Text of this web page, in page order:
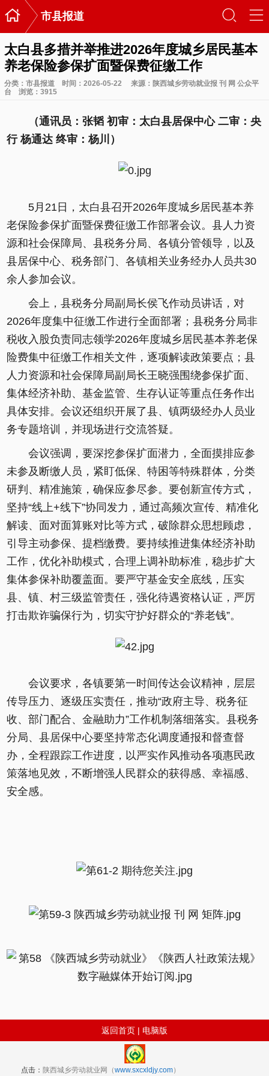
 市县报道 󰃙 󰆉
太白县多措并举推进2026年度城乡居民基本
养老保险参保扩面暨保费征缴工作
分类： 市县报道 时间：2026-05-22
来源：陕西城乡劳动就业报 刊 网 公众平
台
浏览： 3915
（通讯员：张韬 初审：太白县居保中心 二审：央
行 杨通达 终审：杨川）
5月21日，太白县召开2026年度城乡居民基本养
老保险参保扩面暨保费征缴工作部署会议。县人力资
源和社会保障局、县税务分局、各镇分管领导，以及
县居保中心、税务部门、各镇相关业务经办人员共30
余人参加会议。
会上，县税务分局副局长侯飞作动员讲话，对
2026年度集中征缴工作进行全面部署；县税务分局非
税收入股负责同志领学2026年度城乡居民基本养老保
险费集中征缴工作相关文件，逐项解读政策要点；县
人力资源和社会保障局副局长王晓强围绕参保扩面、
集体经济补助、基金监管、生存认证等重点任务作出
具体安排。会议还组织开展了县、镇两级经办人员业
务专题培训，并现场进行交流答疑。
会议强调，要深挖参保扩面潜力，全面摸排应参
未参及断缴人员，紧盯低保、特困等特殊群体，分类
研判、精准施策，确保应参尽参。要创新宣传方式，
坚持“线上+线下”协同发力，通过高频次宣传、精准化
解读、面对面算账对比等方式，破除群众思想顾虑，
引导主动参保、提档缴费。要持续推进集体经济补助
工作，优化补助模式，合理上调补助标准，稳步扩大
集体参保补助覆盖面。要严守基金安全底线，压实
县、镇、村三级监管责任，强化待遇资格认证，严厉
打击欺诈骗保行为，切实守护好群众的“养老钱”。
会议要求，各镇要第一时间传达会议精神，层层
传导压力、逐级压实责任，推动“政府主导、税务征
收、部门配合、金融助力”工作机制落细落实。县税务
分局、县居保中心要坚持常态化调度通报和督查督
办，全程跟踪工作进度，以严实作风推动各项惠民政
策落地见效，不断增强人民群众的获得感、幸福感、
安全感。
返回首页 | 电脑版
点击： 陕西城乡劳动就业网（www.sxcxldjy.com）